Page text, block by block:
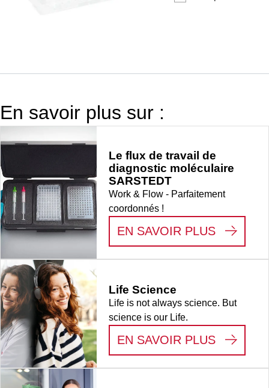
En savoir plus sur :
Le flux de travail de
diagnostic moléculaire
SARSTEDT
Work & Flow - Parfaitement
coordonnés !
EN SAVOIR PLUS: LE
Life Science
Life is not always science. But
science is our Life.
EN SAVOIR PLUS: LIFE